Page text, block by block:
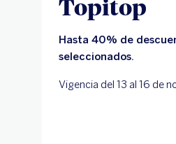
Topitop
Hasta 40% de
seleccionados.
Vigencia del 13 al 16 de